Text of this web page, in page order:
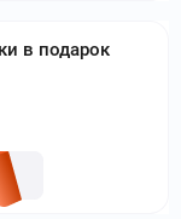
в подарок